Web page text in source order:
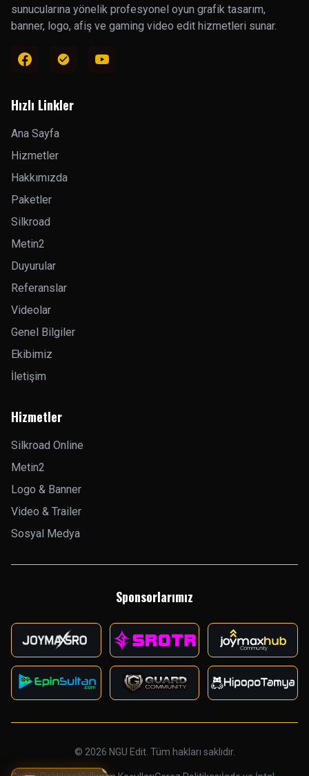
sunucularına yönelik profesyonel oyun grafik tasarım,
banner, logo, afiş ve gaming video edit hizmetleri sunar.
Hızlı Linkler
Ana Sayfa
Hizmetler
Hakkımızda
Paketler
Silkroad
Metin2
Duyurular
Referanslar
Videolar
Genel Bilgiler
Ekibimiz
İletişim
Hizmetler
Silkroad Online
Metin2
Logo & Banner
Video & Trailer
Sosyal Medya
Sponsorlarımız
© 2026 NGU Edit. Tüm hakları saklıdır.